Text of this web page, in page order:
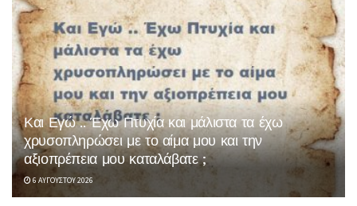
Και Εγώ .. Έχω Πτυχία και μάλιστα τα έχω
χρυσοπληρώσει με το αίμα μου και την
αξιοπρέπεια μου καταλάβατε ;
6 ΑΥΓΟΎΣΤΟΥ 2026